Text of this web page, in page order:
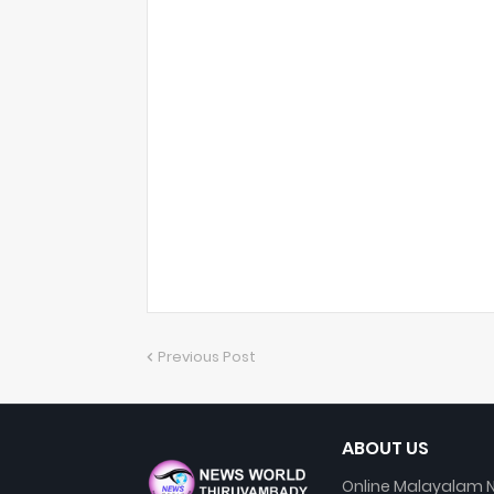
Previous Post
ABOUT US
Online Malayalam